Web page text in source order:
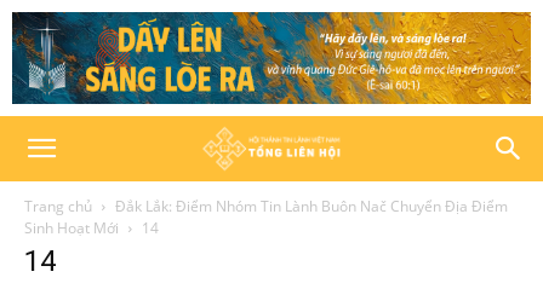
Trang chủ
Đắk Lắk: Điểm Nhóm Tin Lành Buôn Nač Chuyển Địa Điểm
Sinh Hoạt Mới
14
14